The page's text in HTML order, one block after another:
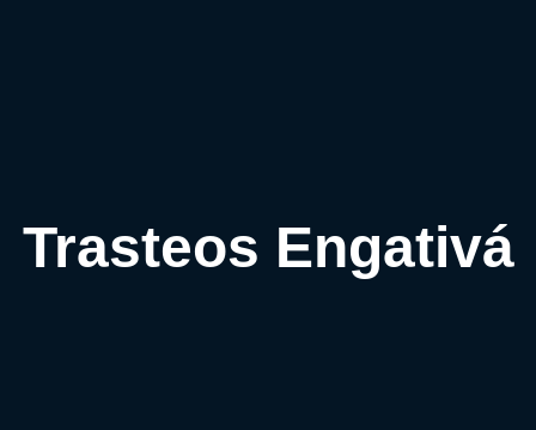
Trasteos Engativá